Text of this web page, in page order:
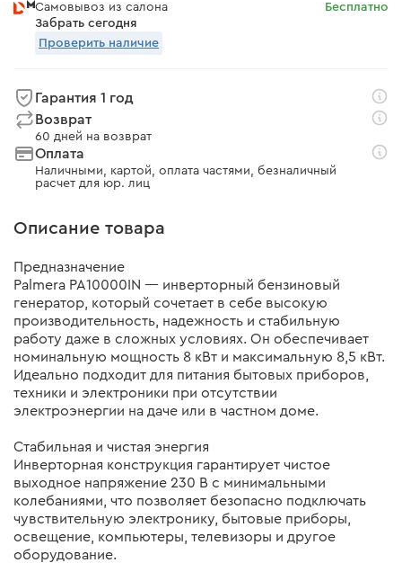
Самовывоз из салона
Забрать сегодня
Бесплатно
Проверить наличие
Гарантия 1 год
Возврат
60 дней на возврат
Оплата
Наличными, картой, оплата частями, безналичный
расчет для юр. лиц
Описание товара
Предназначение
Palmera PA10000IN — инверторный бензиновый
генератор, который сочетает в себе высокую
производительность, надежность и стабильную
работу даже в сложных условиях. Он обеспечивает
номинальную мощность 8 кВт и максимальную 8,5 кВт.
Идеально подходит для питания бытовых приборов,
техники и электроники при отсутствии
электроэнергии на даче или в частном доме.
Стабильная и чистая энергия
Инверторная конструкция гарантирует чистое
выходное напряжение 230 В с минимальными
колебаниями, что позволяет безопасно подключать
чувствительную электронику, бытовые приборы,
освещение, компьютеры, телевизоры и другое
оборудование.